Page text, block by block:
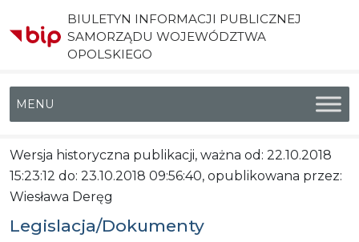
BIULETYN INFORMACJI PUBLICZNEJ
SAMORZĄDU WOJEWÓDZTWA
OPOLSKIEGO
Menu główne
Wersja historyczna publikacji, ważna od: 22.10.2018
15:23:12 do: 23.10.2018 09:56:40, opublikowana przez:
Wiesława Deręg
Legislacja/Dokumenty